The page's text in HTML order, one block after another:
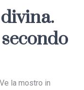
la mostro in